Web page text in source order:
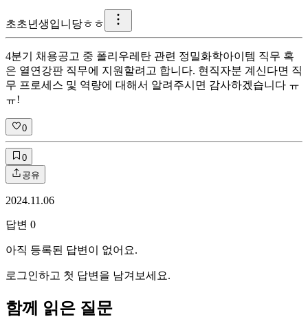
초초년생입니당ㅎㅎ
4분기 채용공고 중 폴리우레탄 관련 정밀화학아이템 직무 혹
은 열연강판 직무에 지원할려고 합니다. 현직자분 계신다면 직
무 프로세스 및 역량에 대해서 알려주시면 감사하겠습니다 ㅠ
ㅠ!
0
0
공유
2024.11.06
답변 0
아직 등록된 답변이 없어요.
로그인하고 첫 답변을 남겨보세요.
함께 읽은 질문